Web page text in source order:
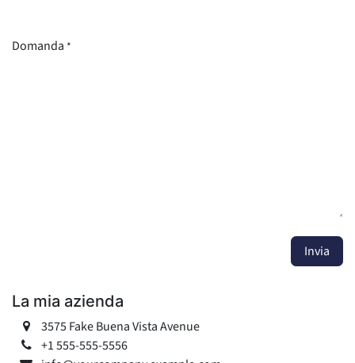
Domanda *
Invia
La mia azienda
3575 Fake Buena Vista Avenue
+1 555-555-5556